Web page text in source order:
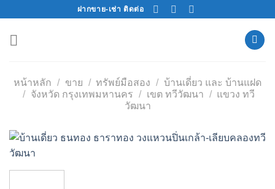
content
ฝากขาย-เช่า ติดต่อ
หน้าหลัก / ขาย / ทรัพย์มือสอง / บ้านเดี่ยว และ บ้านแฝด
/ จังหวัด กรุงเทพมหานคร / เขต ทวีวัฒนา / แขวง ทวี
วัฒนา